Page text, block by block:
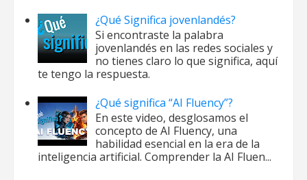
¿Qué Significa jovenlandés?
Si encontraste la palabra
jovenlandés en las redes sociales y
no tienes claro lo que significa, aquí
te tengo la respuesta.
¿Qué significa “AI Fluency”?
En este video, desglosamos el
concepto de AI Fluency, una
habilidad esencial en la era de la
inteligencia artificial. Comprender la AI Fluen...